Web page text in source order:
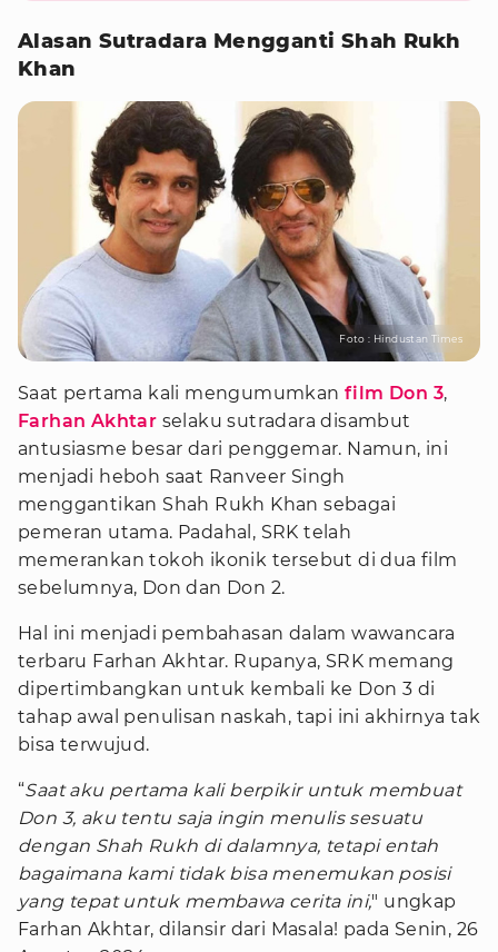
Alasan Sutradara Mengganti Shah Rukh
Khan
Foto : Hindustan Times
Saat pertama kali mengumumkan film Don 3,
Farhan Akhtar selaku sutradara disambut
antusiasme besar dari penggemar. Namun, ini
menjadi heboh saat Ranveer Singh
menggantikan Shah Rukh Khan sebagai
pemeran utama. Padahal, SRK telah
memerankan tokoh ikonik tersebut di dua film
sebelumnya, Don dan Don 2.
Hal ini menjadi pembahasan dalam wawancara
terbaru Farhan Akhtar. Rupanya, SRK memang
dipertimbangkan untuk kembali ke Don 3 di
tahap awal penulisan naskah, tapi ini akhirnya tak
bisa terwujud.
“Saat aku pertama kali berpikir untuk membuat
Don 3, aku tentu saja ingin menulis sesuatu
dengan Shah Rukh di dalamnya, tetapi entah
bagaimana kami tidak bisa menemukan posisi
yang tepat untuk membawa cerita ini," ungkap
Farhan Akhtar, dilansir dari Masala! pada Senin, 26